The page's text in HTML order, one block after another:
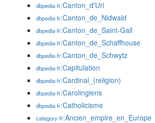
dbpedia-fr:Canton_d'Uri
dbpedia-fr:Canton_de_Nidwald
dbpedia-fr:Canton_de_Saint-Gall
dbpedia-fr:Canton_de_Schaffhouse
dbpedia-fr:Canton_de_Schwytz
dbpedia-fr:Capitulation
dbpedia-fr:Cardinal_(religion)
dbpedia-fr:Carolingiens
dbpedia-fr:Catholicisme
category-fr:Ancien_empire_en_Europe